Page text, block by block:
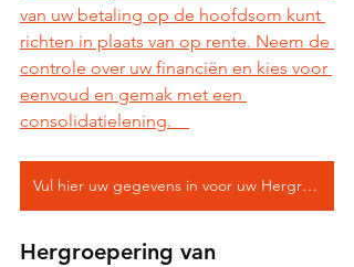
van uw betaling op de hoofdsom kunt
richten in plaats van op rente. Neem de
controle over uw financiën en kies voor
eenvoud en gemak met een
consolidatielening.
Vul hier uw gegevens in voor uw Hergroepering
Hergroepering van